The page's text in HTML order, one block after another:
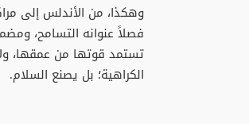
وهكذا، من الأندلس إلى
فصلاً عنوانه التسامح،
تستمد قوتها من عمقها،
الكراهية؛ بل يصنع السلام.